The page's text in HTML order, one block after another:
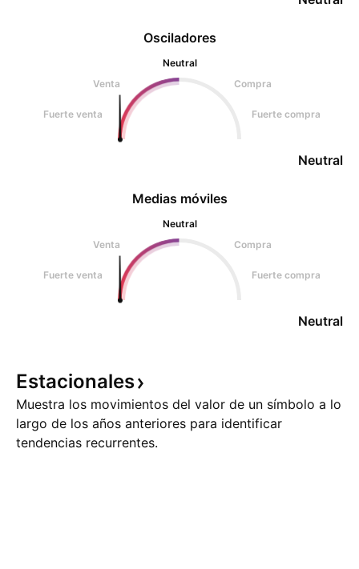
Osciladores
Neutral
Venta
Compra
Fuerte venta Fuerte compra
Neutral
Medias móviles
Neutral
Venta
Compra
Fuerte venta Fuerte compra
Neutral
Estacionales
Muestra los movimientos del valor de un símbolo a lo
largo de los años anteriores para identificar
tendencias recurrentes.